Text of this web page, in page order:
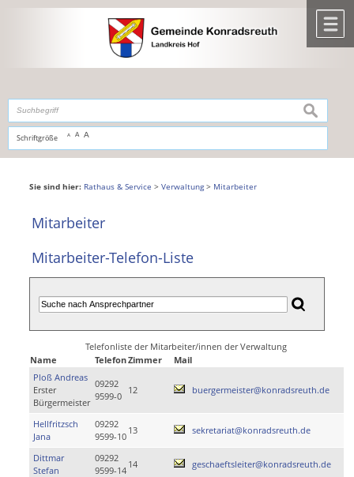
,zur Navigationoderzur Startseitespringen.
Schriftgröße A A A
suchen
Sie sind hier: Rathaus & Service > Verwaltung> Mitarbeiter
Mitarbeiter
Mitarbeiter-Telefon-Liste
Telefonliste der Mitarbeiter/innen der Verwaltung
Name
TelefonZimmer
Mail
Ploß Andreas
Erster
Bürgermeister
09292
9599-0
12 buergermeister@konradsreuth.de
Hellfritzsch
Jana
09292
9599-10
13 sekretariat@konradsreuth.de
Dittmar
Stefan
09292
9599-14
14 geschaeftsleiter@konradsreuth.de